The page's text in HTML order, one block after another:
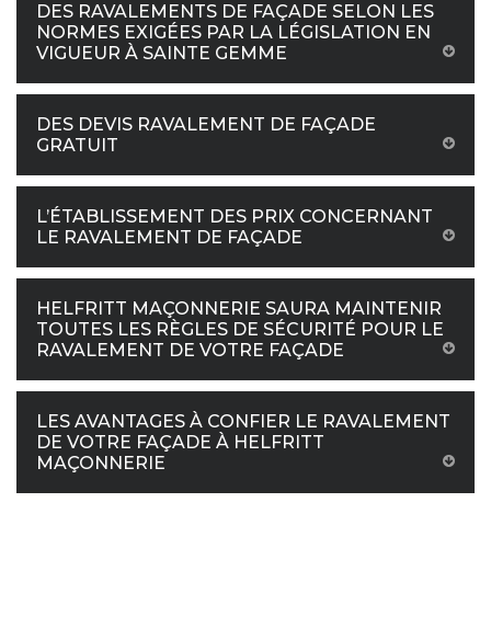
DES RAVALEMENTS DE FAÇADE SELON LES
NORMES EXIGÉES PAR LA LÉGISLATION EN
VIGUEUR À SAINTE GEMME
DES DEVIS RAVALEMENT DE FAÇADE
GRATUIT
L’ÉTABLISSEMENT DES PRIX CONCERNANT
LE RAVALEMENT DE FAÇADE
HELFRITT MAÇONNERIE SAURA MAINTENIR
TOUTES LES RÈGLES DE SÉCURITÉ POUR LE
RAVALEMENT DE VOTRE FAÇADE
LES AVANTAGES À CONFIER LE RAVALEMENT
DE VOTRE FAÇADE À HELFRITT
MAÇONNERIE